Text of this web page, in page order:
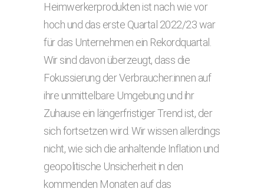
Heimwerkerprodukten ist nach wie vor
hoch und das erste Quartal 2022/23 war
für das Unternehmen ein Rekordquartal.
Wir sind davon überzeugt, dass die
Fokussierung der Verbraucher:innen auf
ihre unmittelbare Umgebung und ihr
Zuhause ein längerfristiger Trend ist, der
sich fortsetzen wird. Wir wissen allerdings
nicht, wie sich die anhaltende Inflation und
geopolitische Unsicherheit in den
kommenden Monaten auf das